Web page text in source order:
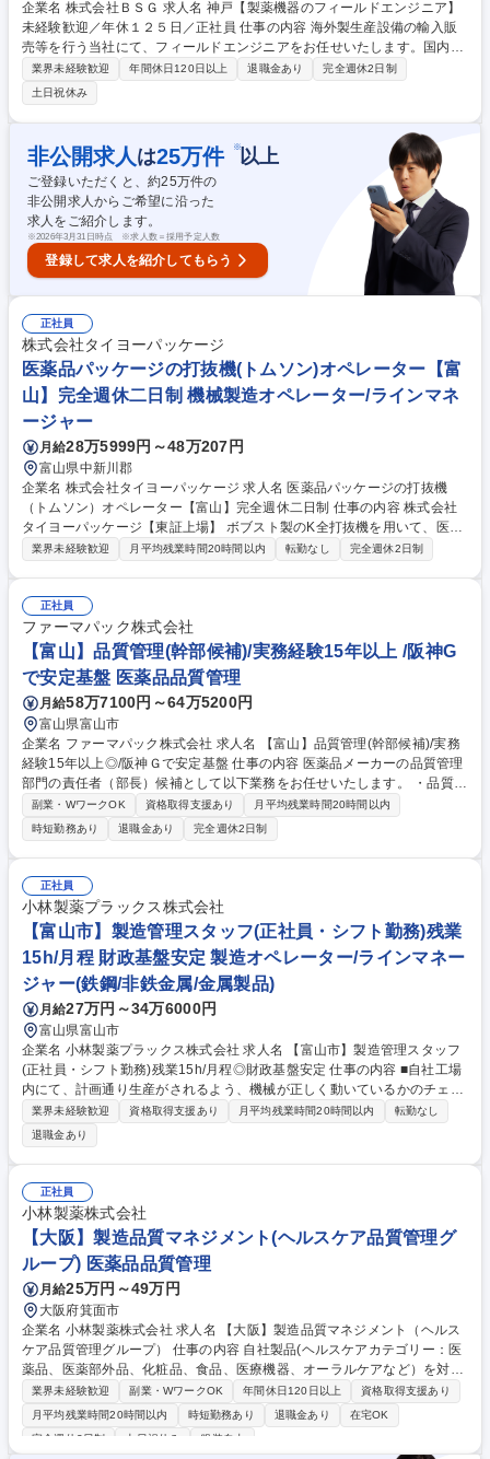
企業名 株式会社ＢＳＧ 求人名 神戸【製薬機器のフィールドエンジニア】
未経験歓迎／年休１２５日／正社員 仕事の内容 海外製生産設備の輸入販
売等を行う当社にて、フィールドエンジニアをお任せいたします。国内の
製薬メーカーを対象に、最先端の医薬品製造関連機器や包装機器における
立上げ技術調整から点検まで担う業務です。 ■国内製薬メーカーへの高度
な産業機械導入における立上げ時の技術調整･確認対応■納品後のアフター
フォロー･定期点検･迅速なトラブル対応･メンテナンス業務(対象は設備機
械のみ、建物の改変などの実作業はありません)■顧客ニーズのヒアリング
および最適な改善提案の実施■営業担当者への同行訪問、展示会での技術
サポート■海外メーカーとの仕様確認や連携、資料作成 業務内容の変更範
囲：当社の指定する業務 募集職種 神戸【製薬機器のフィールドエンジニ
ア】未経験歓迎／年休１２５日／正社員
業界未経験歓迎 年間休日120日以上 退職金あり
完全週休2日制
土日祝休み
非公開求人 は25万件 ※以上
ご登録いただくと、約25万件の
非公開求人からご希望に沿った
求人をご紹介します。
※2026年3月31日時点 ※求人数＝採用予定人数
登録して求人を紹介してもらう
正社員
株式会社タイヨーパッケージ
医薬品パッケージの打抜機(トムソン)オペレーター【富
山】完全週休二日制 機械製造オペレーター/ラインマネ
ージャー
月給28万5999円～48万207円
富山県中新川郡
企業名 株式会社タイヨーパッケージ 求人名 医薬品パッケージの打抜機
（トムソン）オペレーター【富山】完全週休二日制 仕事の内容 株式会社
タイヨーパッケージ【東証上場】 ボブスト製のK全打抜機を用いて、医薬
品を中心とした高付加価値なパッケージの製造を行います。製品特性上 、
経験者は活躍しやすい環境です。 【変更範囲】将来的に業務内容や就業場
所の配置転換あり 募集職種 医薬品パッケージの打抜機（トムソン）オペ
レーター【富山】完全週休二日制
業界未経験歓迎 月平均残業時間20時間以内 転勤なし 完全週休2日制
正社員
ファーマパック株式会社
【富山】品質管理(幹部候補)/実務経験15年以上 /阪神G
で安定基盤 医薬品品質管理
月給58万7100円～64万5200円
富山県富山市
企業名 ファーマパック株式会社 求人名 【富山】品質管理(幹部候補)/実務
経験15年以上◎/阪神Ｇで安定基盤 仕事の内容 医薬品メーカーの品質管理
部門の責任者（部長）候補として以下業務をお任せいたします。 ・品質管
理部門のメンバー管理、業務配分、進捗管理 ・試験業務（理化学試験・微
生物試験）のレビュー、改善推進 ・分析法、試験手順、規格設定に関する
検討、妥当性確認、運用管理 ・GMP、GQP、GMP省令、関連通知・ガイ
ドライン等の法規制対応 ・製造部門、品質保証部門、生産技術部門など関
係部署との連携 ・品質管理業務全般の効率化、標準化、教育体制の整備
募集職種 【富山】品質管理(幹部候補)/実務経験15年以上◎/阪神Ｇで安定
基盤
副業・WワークOK 資格取得支援あり
月平均残業時間20時間以内
時短勤務あり
退職金あり 完全週休2日制
正社員
小林製薬プラックス株式会社
【富山市】製造管理スタッフ(正社員・シフト勤務)残業
15h/月程 財政基盤安定 製造オペレーター/ラインマネー
ジャー(鉄鋼/非鉄金属/金属製品)
月給27万円～34万6000円
富山県富山市
企業名 小林製薬プラックス株式会社 求人名 【富山市】製造管理スタッフ
(正社員・シフト勤務)残業15h/月程◎財政基盤安定 仕事の内容 ■自社工場
内にて、計画通り生産がされるよう、機械が正しく動いているかのチェッ
クなど、製造ラインの管理を行います。【具体的には】・機械設備の管
理：正常な状態で稼働しているか点検後、記録用紙に記入 ・製品の管理：
製品を定期的に抜き取り、項目に従いチェック・原料投入：製品の製造に
必要な原料を投入・実績管理：設備の稼働時間や製品出来高の記録日報記
入・金型の交換や原料の変更：製品に応じて金型の交換作業、原料を変
更・引継ぎ、資料作成 ・トラブル対応 【配属先情報】生産G （男女比：
生産全体で5:5（社員だけだと7割男性社員） ■業務内容の変更の範囲：当
社業務全般 募集職種 【富山市】製造管理スタッフ(正社員・シフト勤務)残
業15h/月程◎財政基盤安定
業界未経験歓迎 資格取得支援あり 月平均残業時間20時間以内
転勤なし
退職金あり
正社員
小林製薬株式会社
【大阪】製造品質マネジメント(ヘルスケア品質管理グ
ループ) 医薬品品質管理
月給25万円～49万円
大阪府箕面市
企業名 小林製薬株式会社 求人名 【大阪】製造品質マネジメント（ヘルス
ケア品質管理グループ） 仕事の内容 自社製品(ヘルスケアカテゴリー：医
薬品、医薬部外品、化粧品、食品、医療機器、オーラルケアなど）を対象
とした、製造品質の設定と維持管理業務をお任せいたします。 ・国内外の
外部監査の実施（国内出張あり/必要に応じて海外出張の可能 性もあり）
※ご入社後に社内のQMSや開発体制にも触れていただいた後、監査業務に
業界未経験歓迎 副業・WワークOK 年間休日120日以上
資格取得支援あり
月平均残業時間20時間以内
時短勤務あり 退職金あり
在宅OK
完全週休2日制
土日祝休み 服装自由